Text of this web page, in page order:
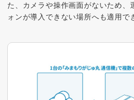
た、カメラや操作画面がないため、
ォンが導入できない場所へも適用で